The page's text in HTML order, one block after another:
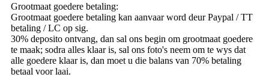
Grootmaat goedere betaling:
Grootmaat goedere betaling kan aanvaar word deur Paypal / TT
betaling / LC op sig.
30% deposito ontvang, dan sal ons begin om grootmaat goedere
te maak; sodra alles klaar is, sal ons foto's neem om te wys dat
alle goedere klaar is, dan moet u die balans van 70% betaling
betaal voor laai.